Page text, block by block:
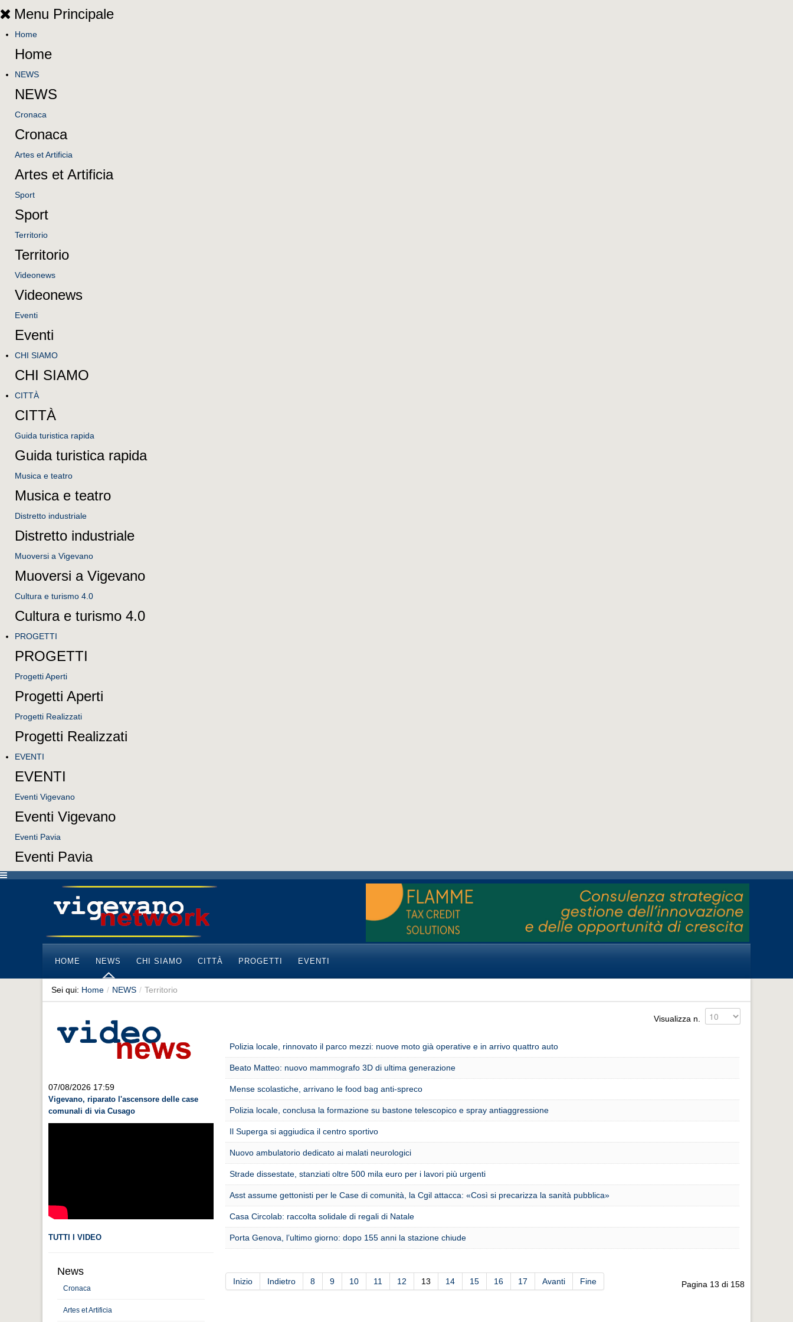
Menu Principale
Home
Home
NEWS
NEWS
Cronaca
Cronaca
Artes et Artificia
Artes et Artificia
Sport
Sport
Territorio
Territorio
Videonews
Videonews
Eventi
Eventi
CHI SIAMO
CHI SIAMO
CITTÀ
CITTÀ
Guida turistica rapida
Guida turistica rapida
Musica e teatro
Musica e teatro
Distretto industriale
Distretto industriale
Muoversi a Vigevano
Muoversi a Vigevano
Cultura e turismo 4.0
Cultura e turismo 4.0
PROGETTI
PROGETTI
Progetti Aperti
Progetti Aperti
Progetti Realizzati
Progetti Realizzati
EVENTI
EVENTI
Eventi Vigevano
Eventi Vigevano
Eventi Pavia
Eventi Pavia
HOME NEWS CHI SIAMO CITTÀ PROGETTI EVENTI
Sei qui: Home / NEWS / Territorio
07/08/2026 17:59
Vigevano, riparato l'ascensore delle case
comunali di via Cusago
TUTTI I VIDEO
News
Cronaca
Artes et Artificia
Visualizza n.
Polizia locale, rinnovato il parco mezzi: nuove moto già operative e in arrivo quattro auto
Beato Matteo: nuovo mammografo 3D di ultima generazione
Mense scolastiche, arrivano le food bag anti-spreco
Polizia locale, conclusa la formazione su bastone telescopico e spray antiaggressione
Il Superga si aggiudica il centro sportivo
Nuovo ambulatorio dedicato ai malati neurologici
Strade dissestate, stanziati oltre 500 mila euro per i lavori più urgenti
Asst assume gettonisti per le Case di comunità, la Cgil attacca: «Così si precarizza la sanità pubblica»
Casa Circolab: raccolta solidale di regali di Natale
Porta Genova, l’ultimo giorno: dopo 155 anni la stazione chiude
Pagina 13 di 158
Inizio Indietro 8 9 10 11 12 13 14 15 16 17 Avanti Fine